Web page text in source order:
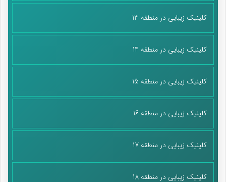
کلینیک زیبایی در منطقه 13
کلینیک زیبایی در منطقه 14
کلینیک زیبایی در منطقه 15
کلینیک زیبایی در منطقه 16
کلینیک زیبایی در منطقه 17
کلینیک زیبایی در منطقه 18